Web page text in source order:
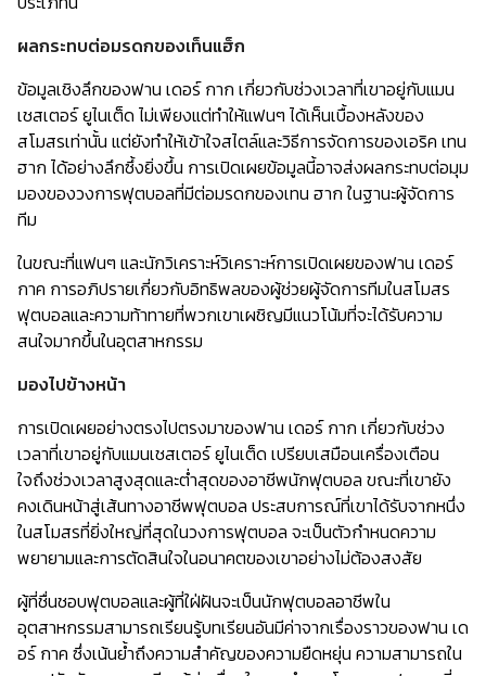
ผลกระทบต่อมรดกของเท็นแฮ็ก
ข้อมูลเชิงลึกของฟาน เดอร์ กาก เกี่ยวกับช่วงเวลาที่เขาอยู่กับแมน
เชสเตอร์ ยูไนเต็ด ไม่เพียงแต่ทำให้แฟนๆ ได้เห็นเบื้องหลังของ
สโมสรเท่านั้น แต่ยังทำให้เข้าใจสไตล์และวิธีการจัดการของเอริค เทน
ฮาก ได้อย่างลึกซึ้งยิ่งขึ้น การเปิดเผยข้อมูลนี้อาจส่งผลกระทบต่อมุม
มองของวงการฟุตบอลที่มีต่อมรดกของเทน ฮาก ในฐานะผู้จัดการ
ทีม
ในขณะที่แฟนๆ และนักวิเคราะห์วิเคราะห์การเปิดเผยของฟาน เดอร์
กาค การอภิปรายเกี่ยวกับอิทธิพลของผู้ช่วยผู้จัดการทีมในสโมสร
ฟุตบอลและความท้าทายที่พวกเขาเผชิญมีแนวโน้มที่จะได้รับความ
สนใจมากขึ้นในอุตสาหกรรม
มองไปข้างหน้า
การเปิดเผยอย่างตรงไปตรงมาของฟาน เดอร์ กาก เกี่ยวกับช่วง
เวลาที่เขาอยู่กับแมนเชสเตอร์ ยูไนเต็ด เปรียบเสมือนเครื่องเตือน
ใจถึงช่วงเวลาสูงสุดและต่ำสุดของอาชีพนักฟุตบอล ขณะที่เขายัง
คงเดินหน้าสู่เส้นทางอาชีพฟุตบอล ประสบการณ์ที่เขาได้รับจากหนึ่ง
ในสโมสรที่ยิ่งใหญ่ที่สุดในวงการฟุตบอล จะเป็นตัวกำหนดความ
พยายามและการตัดสินใจในอนาคตของเขาอย่างไม่ต้องสงสัย
ผู้ที่ชื่นชอบฟุตบอลและผู้ที่ใฝ่ฝันจะเป็นนักฟุตบอลอาชีพใน
อุตสาหกรรมสามารถเรียนรู้บทเรียนอันมีค่าจากเรื่องราวของฟาน เด
อร์ กาค ซึ่งเน้นย้ำถึงความสำคัญของความยืดหยุ่น ความสามารถใน